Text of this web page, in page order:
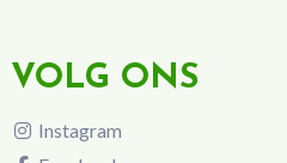
VOLG ONS
Instagram